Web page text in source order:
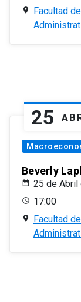
Facultad
25
Beverly
25 de Abril
17:00
Facultad